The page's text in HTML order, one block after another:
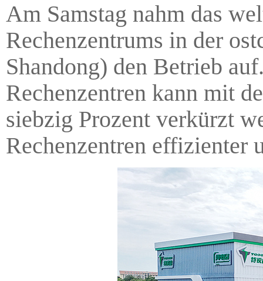
Am Samstag nahm das
Rechenzentrums in der
Shandong) den Betrieb
Rechenzentren kann mit
siebzig Prozent verkürzt
Rechenzentren effizienter